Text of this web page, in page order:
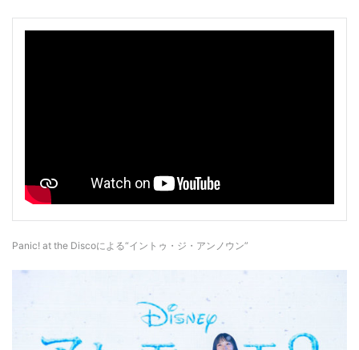
Panic! at the Discoによる“イントゥ・ジ・アンノウン”